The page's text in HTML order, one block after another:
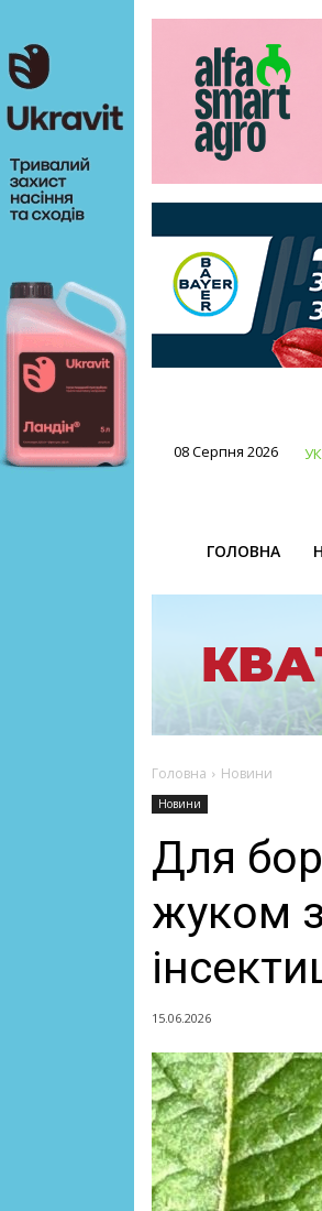
08 Серпня 2026
ГОЛОВНА
Головна Новини
Новини
Для
жуком
15.06.2026